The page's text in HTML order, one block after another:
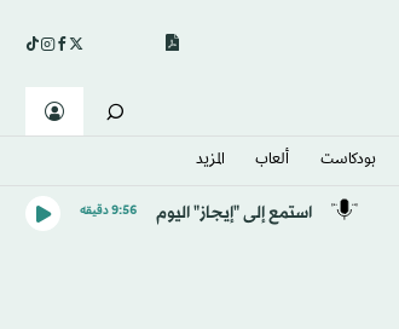
بودكاست ألعاب المزيد
استمع إلى "إيجاز" اليوم 9:56 دقيقه